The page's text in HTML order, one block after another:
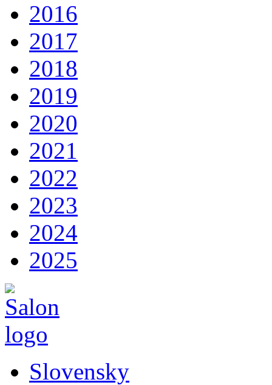
2016
2017
2018
2019
2020
2021
2022
2023
2024
2025
Slovensky